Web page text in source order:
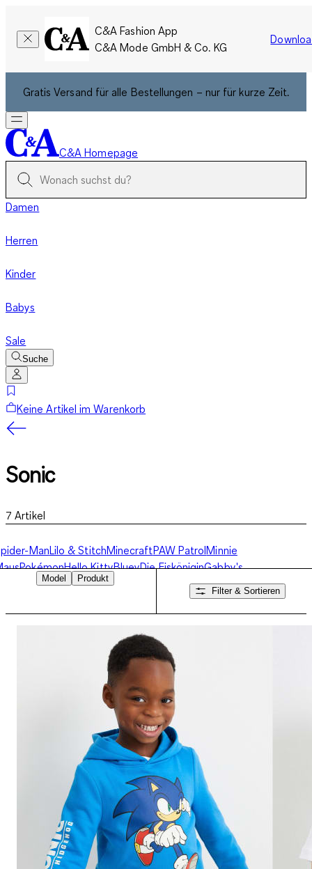
C&A Fashion App
C&A Mode GmbH & Co. KG
Gratis Versand für alle Bestellungen – nur für kurze Zeit.
C&A Homepage
Damen
Herren
Kinder
Babys
Sale
Suche
Keine Artikel im Warenkorb
Sonic
7 Artikel
ManLilo & StitchMinecraftPAW PatrolMinnie
PokémonHello KittyBlueyDie EisköniginGabby's
GamingWeitere Charaktere Sonic
Model
Produkt
Filter & Sortieren